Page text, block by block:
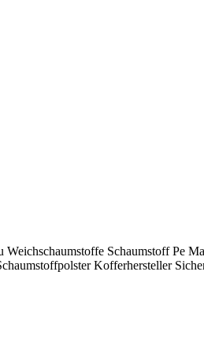
Schaumstoff Pe
Kofferhersteller